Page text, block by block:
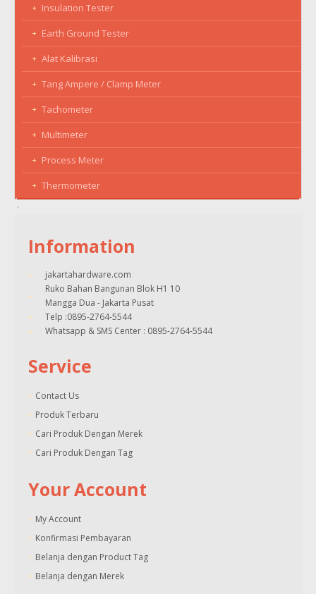
Insulation Tester
Earth Ground Tester
Alat Kalibrasi
Tang Ampere / Clamp Meter
Tachometer
Multimeter
Process Meter
Thermometer
Information
jakartahardware.com
Ruko Bahan Bangunan Blok H1 10
Mangga Dua - Jakarta Pusat
Telp :0895-2764-5544
Whatsapp & SMS Center : 0895-2764-5544
Service
Contact Us
Produk Terbaru
Cari Produk Dengan Merek
Cari Produk Dengan Tag
Your Account
My Account
Konfirmasi Pembayaran
Belanja dengan Product Tag
Belanja dengan Merek